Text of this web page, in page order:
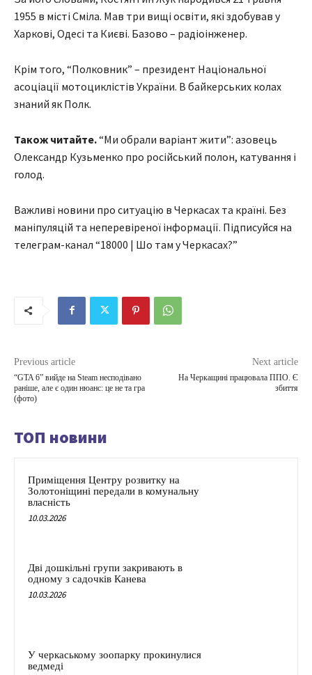
1955 в місті Сміла. Мав три вищі освіти, які здобував у
Харкові, Одесі та Києві. Базово – радіоінженер.
Крім того, “Полковник” – президент Національної
асоціації мотоциклістів України. В байкерських колах
знаний як Полк.
Також читайте.“Ми обрали варіант жити”: азовець
Олександр Кузьменко про російський полон, катування і
голод.
Важливі новини про ситуацію в Черкасах та країні. Без
маніпуляцій та неперевіреної інформації. Підписуйся на
телеграм-канал “18000 | Шо там у Черкасах?”
Previous article
“GTA 6” вийде на Steam несподівано
раніше, але є один нюанс: це не та гра
(фото)
Next article
На Черкащині працювала ППО. Є
збиття
ТОП новини
Приміщення Центру розвитку на
Золотоніщині передали в комунальну
власність
10.03.2026
Дві дошкільні групи закривають в
одному з садочків Канева
10.03.2026
У черкаському зоопарку прокинулися
ведмеді